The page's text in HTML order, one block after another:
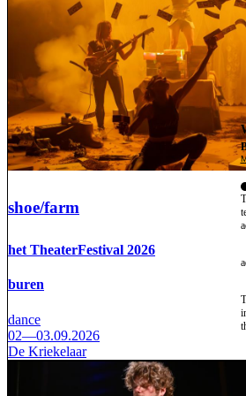
shoe/farm
het TheaterFestival 2026
buren
dance
02—03.09.2026
De Kriekelaar